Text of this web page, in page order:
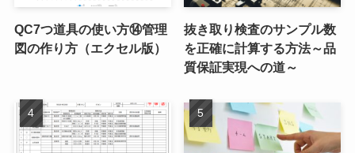
QC7つ道具の使い方⑭管理
図の作り方（エクセル版）
抜き取り検査のサンプル数
を正確に計算する方法～品
質保証実現への道～